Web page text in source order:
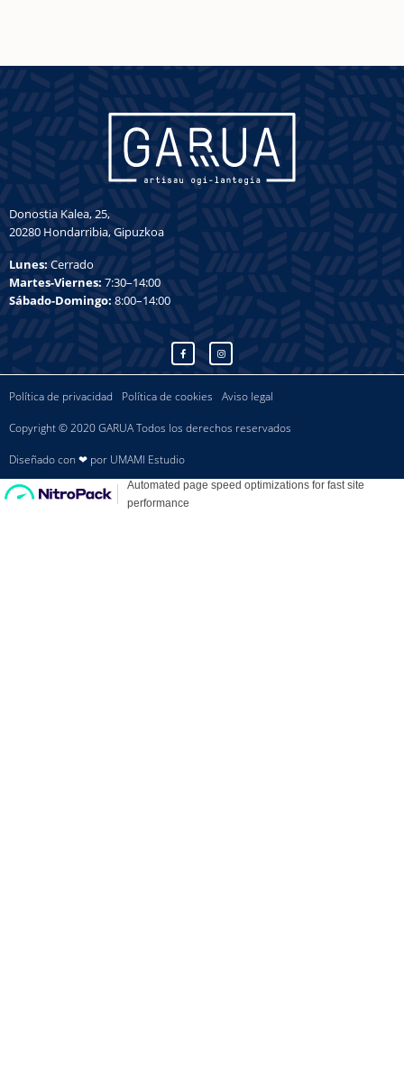
Donostia Kalea, 25,
20280 Hondarribia, Gipuzkoa
Lunes: Cerrado
Martes-Viernes: 7:30–14:00
Sábado-Domingo: 8:00–14:00
Política de privacidad Política de cookies Aviso legal
Copyright © 2020 GARUA Todos los derechos reservados
Diseñado con ❤ por UMAMI Estudio